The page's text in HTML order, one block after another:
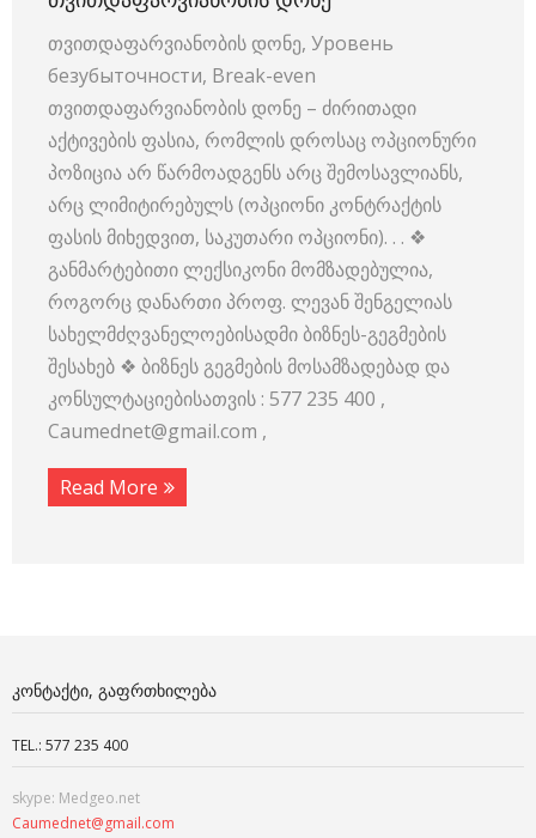
თვითდაფარვიანობის დონე, Уровень
безубыточности, Break-even
თვითდაფარვიანობის დონე – ძირითადი
აქტივების ფასია, რომლის დროსაც ოპციონური
პოზიცია არ წარმოადგენს არც შემოსავლიანს,
არც ლიმიტირებულს (ოპციონი კონტრაქტის
ფასის მიხედვით, საკუთარი ოპციონი). . . ❖
განმარტებითი ლექსიკონი მომზადებულია,
როგორც დანართი პროფ. ლევან შენგელიას
სახელმძღვანელოებისადმი ბიზნეს-გეგმების
შესახებ ❖ ბიზნეს გეგმების მოსამზადებად და
კონსულტაციებისათვის : 577 235 400 ,
Caumednet@gmail.com ,
Read More
ᲙᲝᲜᲢᲐᲥᲢᲘ, ᲒᲐᲤᲠᲗᲮᲘᲚᲔᲑᲐ
TEL.: 577 235 400
skype: Medgeo.net
Caumednet@gmail.com